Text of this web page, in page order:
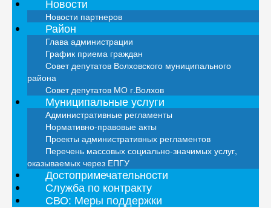
Новости
Новости партнеров
Район
Глава администрации
График приема граждан
Совет депутатов Волховского муниципального
района
Совет депутатов МО г.Волхов
Муниципальные услуги
Административные регламенты
Нормативно-правовые акты
Проекты административных регламентов
Перечень массовых социально-значимых услуг,
оказываемых через ЕПГУ
Достопримечательности
Служба по контракту
СВО: Меры поддержки